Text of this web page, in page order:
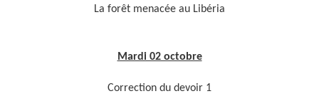
La forêt menacée au Libéria
Mardi 02 octobre
Correction du devoir 1